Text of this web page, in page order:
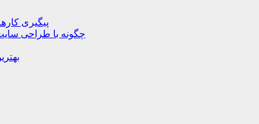
پیگیری
چگونه با طراحی